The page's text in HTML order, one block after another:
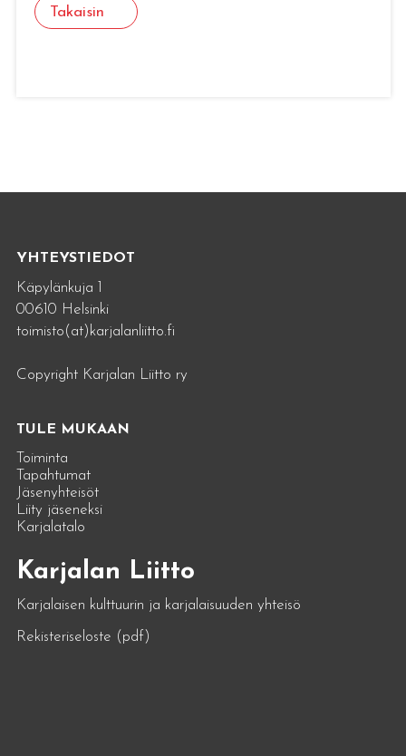
Takaisin
YHTEYSTIEDOT
Käpylänkuja 1
00610 Helsinki
toimisto(at)karjalanliitto.fi
Copyright Karjalan Liitto ry
TULE MUKAAN
Toiminta
Tapahtumat
Jäsenyhteisöt
Liity jäseneksi
Karjalatalo
Karjalan Liitto
Karjalaisen kulttuurin ja karjalaisuuden yhteisö
Rekisteriseloste (pdf)